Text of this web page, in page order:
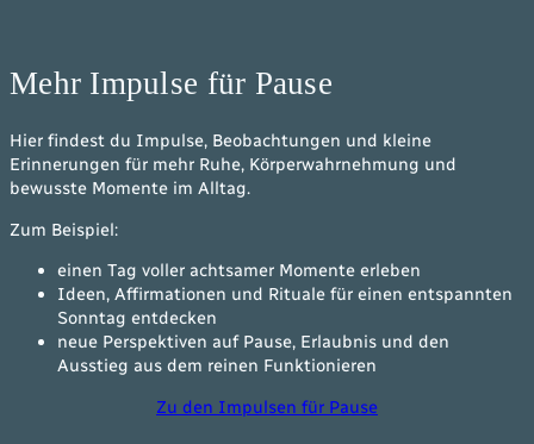
Mehr Impulse für Pause
Hier findest du Impulse, Beobachtungen und kleine
Erinnerungen für mehr Ruhe, Körperwahrnehmung und
bewusste Momente im Alltag.
Zum Beispiel:
einen Tag voller achtsamer Momente erleben
Ideen, Affirmationen und Rituale für einen entspannten
Sonntag entdecken
neue Perspektiven auf Pause, Erlaubnis und den
Ausstieg aus dem reinen Funktionieren
Zu den Impulsen für Pause